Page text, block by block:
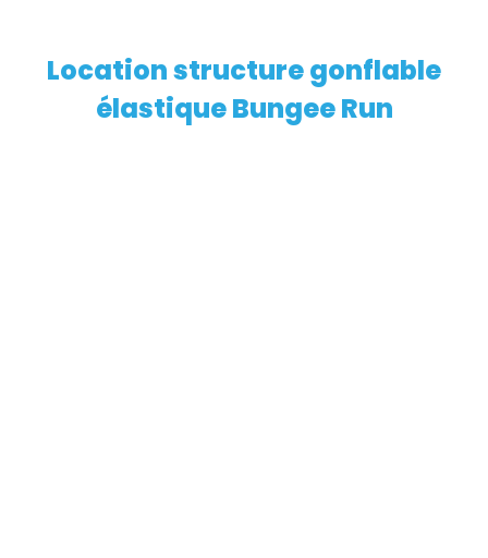
EN SAVOIR PLUS
Location structure gonflable
élastique Bungee Run